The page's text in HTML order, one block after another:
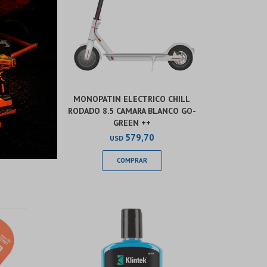
MONOPATIN ELECTRICO CHILL
RODADO 8.5 CAMARA BLANCO GO-
GREEN ++
USD 579,70